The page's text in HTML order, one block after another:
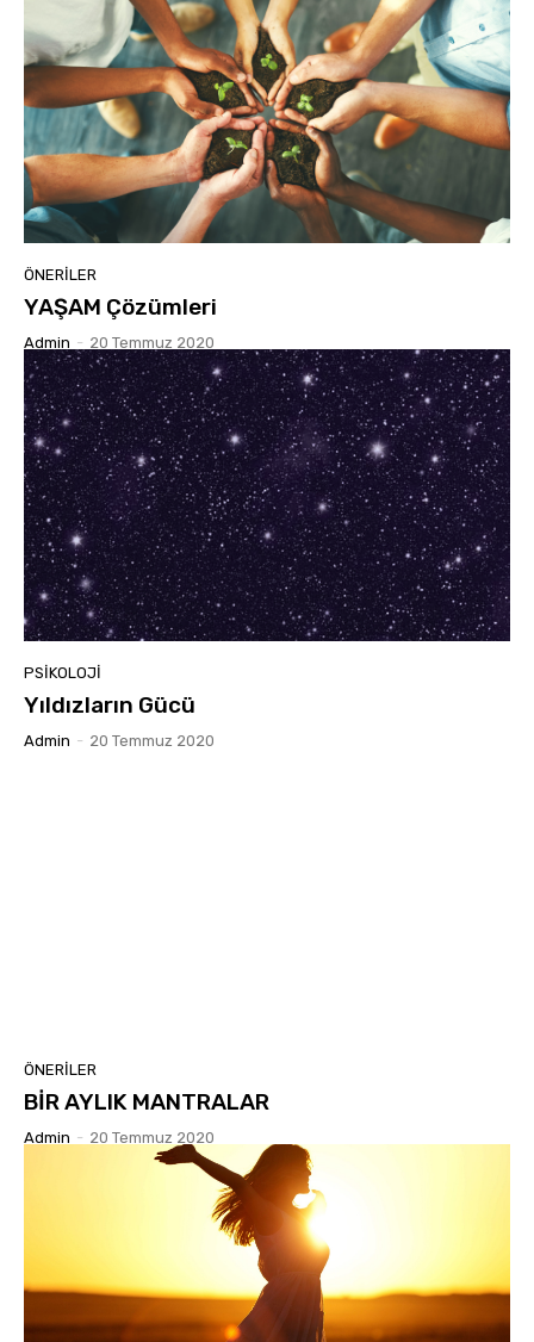
ÖNERILER
YAŞAM Çözümleri
Admin - 20 Temmuz 2020
PSIKOLOJI
Yıldızların Gücü
Admin - 20 Temmuz 2020
ÖNERILER
BİR AYLIK MANTRALAR
Admin - 20 Temmuz 2020